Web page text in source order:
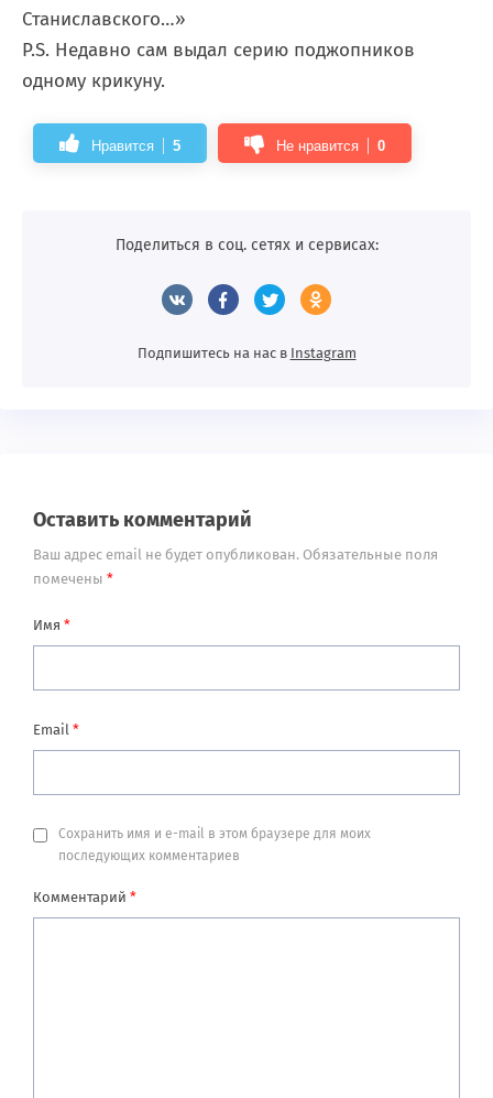
Станиславского…»
P.S. Недавно сам выдал серию поджопников
одному крикуну.
Нравится 5 Не нравится 0
Поделиться в соц. сетях и сервисах:
Подпишитесь на нас в Instagram
Оставить комментарий
Ваш адрес email не будет опубликован. Обязательные поля
помечены *
Имя *
Email *
Сохранить имя и e-mail в этом браузере для моих
последующих комментариев
Комментарий *